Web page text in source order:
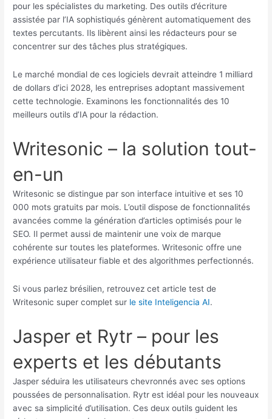
publicité,
YouTube
et
le
local
pour
les
cartes
pour les spécialistes du marketing. Des outils d’écriture
assistée par l’IA sophistiqués génèrent automatiquement des
textes percutants. Ils libèrent ainsi les rédacteurs pour se
concentrer sur des tâches plus stratégiques.
Le marché mondial de ces logiciels devrait atteindre 1 milliard
de dollars d’ici 2028, les entreprises adoptant massivement
cette technologie. Examinons les fonctionnalités des 10
meilleurs outils d’IA pour la rédaction.
Writesonic – la solution tout-
en-un
Writesonic se distingue par son interface intuitive et ses 10
000 mots gratuits par mois. L’outil dispose de fonctionnalités
avancées comme la génération d’articles optimisés pour le
SEO. Il permet aussi de maintenir une voix de marque
cohérente sur toutes les plateformes. Writesonic offre une
expérience utilisateur fiable et des algorithmes perfectionnés.
Si vous parlez brésilien, retrouvez cet article test de
Writesonic super complet sur le site Inteligencia AI.
Jasper et Rytr – pour les
experts et les débutants
Jasper séduira les utilisateurs chevronnés avec ses options
poussées de personnalisation. Rytr est idéal pour les nouveaux
avec sa simplicité d’utilisation. Ces deux outils guident les